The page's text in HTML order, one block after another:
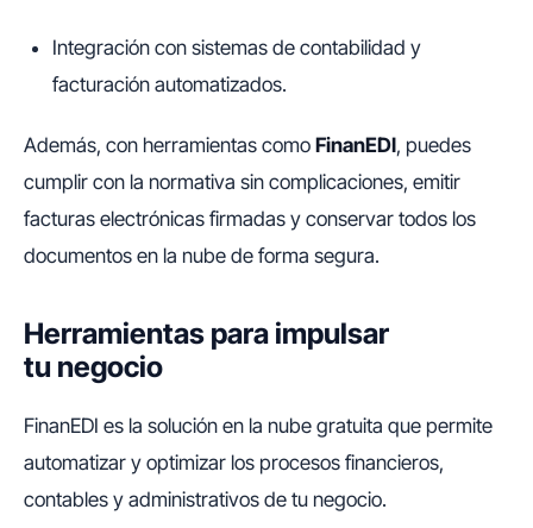
Integración con sistemas de contabilidad y
facturación automatizados.
Además, con herramientas como FinanEDI, puedes
cumplir con la normativa sin complicaciones, emitir
facturas electrónicas firmadas y conservar todos los
documentos en la nube de forma segura.
Herramientas para impulsar
tu negocio
FinanEDI es la solución en la nube gratuita que permite
automatizar y optimizar los procesos financieros,
contables y administrativos de tu negocio.